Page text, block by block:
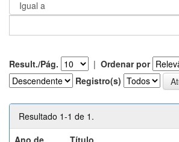
Result./Pág. | Ordenar por
Registro(s)
Resultado 1-1 de 1.
Ano de
Título